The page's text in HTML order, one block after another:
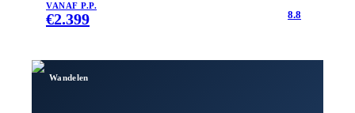
VANAF P.P.
€2.399 8.8
Wandelen